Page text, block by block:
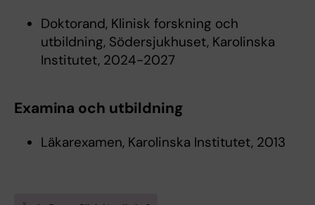
Doktorand, Klinisk forskning och
utbildning, Södersjukhuset, Karolinska
Institutet, 2024-2027
Examina och utbildning
Läkarexamen, Karolinska Institutet, 2013